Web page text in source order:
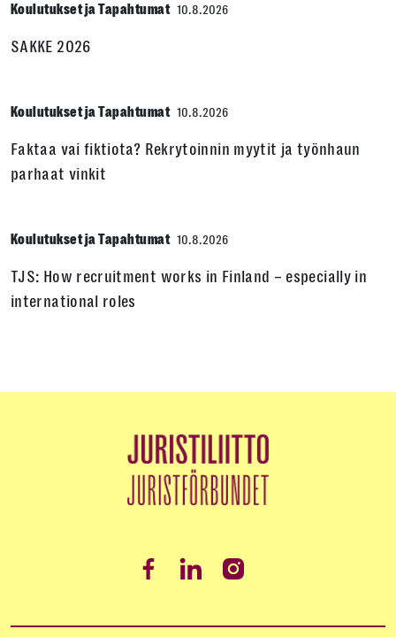
Koulutukset ja Tapahtumat 10.8.2026
SAKKE 2026
Koulutukset ja Tapahtumat 10.8.2026
Faktaa vai fiktiota? Rekrytoinnin myytit ja työnhaun
parhaat vinkit
Koulutukset ja Tapahtumat 10.8.2026
TJS: How recruitment works in Finland – especially in
international roles